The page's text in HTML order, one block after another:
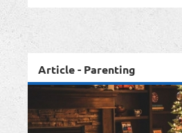
Article - Parenting